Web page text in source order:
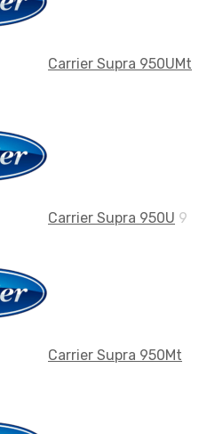
Carrier Supra 950UMt
Carrier Supra 950U 9
Carrier Supra 950Mt